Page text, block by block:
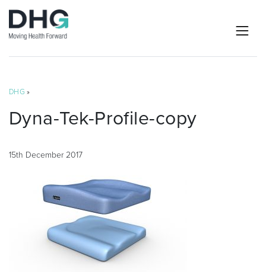
DHG »
Dyna-Tek-Profile-copy
15th December 2017